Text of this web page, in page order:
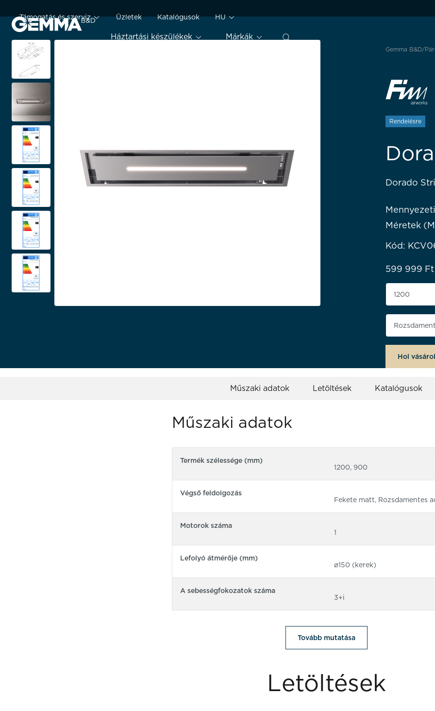
Háztartási készülékek Márkák
Támogatás és szerviz Üzletek Katalógusok HU
Gemma B&D
Rendelésre
Dorado
Méretek
Kód:
599 999 Ft
Termék
Végső
Hol
Műszaki adatok Letöltések Katalógusok
Műszaki adatok
Termék szélessége (mm)
1200, 900
Végső feldolgozás
Fekete matt, Rozsdamentes
Motorok száma
1
Lefolyó átmérője (mm)
ø150 (kerek)
A sebességfokozatok száma
3+i
Tovább mutatása
Letöltések